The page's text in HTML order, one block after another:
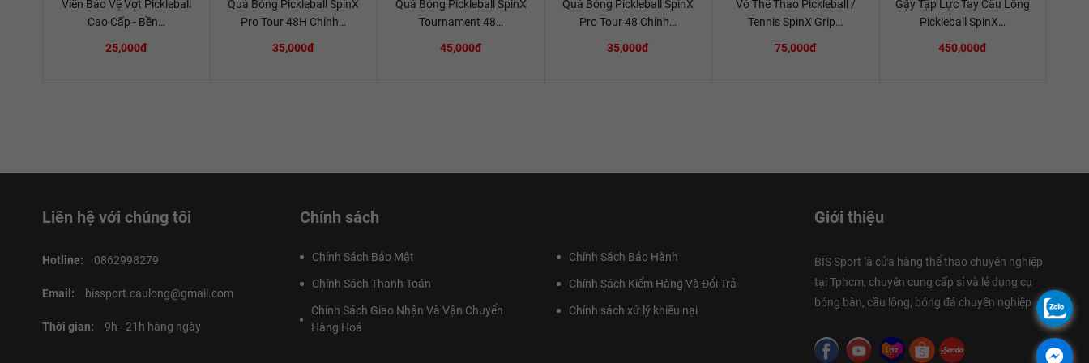
Xem chi tiết
Viền Bảo Vệ Vợt Pickleball
Cao Cấp - Bền…
25,000đ
Xem chi tiết
Quả Bóng Pickleball SpinX
Pro Tour 48H Chính…
35,000đ
Xem chi tiết
Quả Bóng Pickleball SpinX
Tournament 48…
45,000đ
Xem chi tiết
Quả Bóng Pickleball SpinX
Pro Tour 48 Chính…
35,000đ
Vớ Thể Thao Pickleball /
Tennis SpinX Grip…
75,000đ
Xem chi tiết
Gậy Tập Lực Tay Cầu Lông
Pickleball SpinX…
450,000đ
Liên hệ với chúng tôi
Hotline: 0862998279
Email: bissport.caulong@gmail.com
Thời gian: 9h - 21h hàng ngày
Chính sách
Chính Sách Bảo Mật Chính Sách Bảo Hành
Chính Sách Thanh Toán Chính Sách Kiểm Hàng Và Đổi Trả
Chính Sách Giao Nhận Và Vận Chuyển
Hàng Hoá
Chính sách xử lý khiếu nại
Giới thiệu
BIS Sport là cửa hàng thể thao chuyên nghiệp
tại Tphcm, chuyên cung cấp sỉ và lẻ dụng cụ
bóng bàn, cầu lông, bóng đá chuyên nghiệp